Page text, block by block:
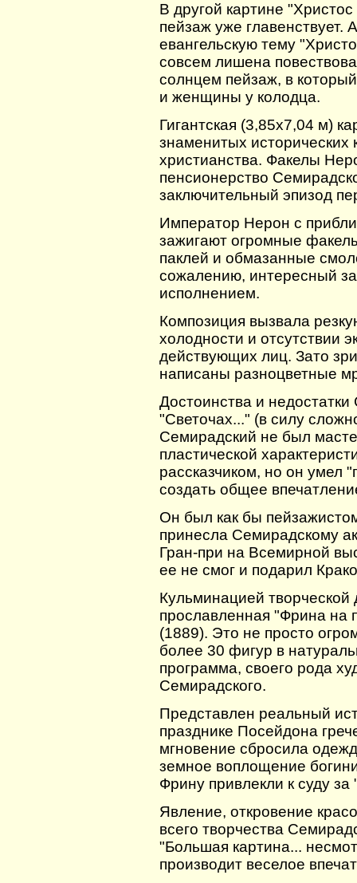
В другой картине
пейзаж уже главенствует.
евангельскую тему
совсем лишена
солнцем пейзаж, в
и женщины у колодца.
Гигантская (3,85х7,04 м)
знаменитых исторических
христианства. Факелы
пенсионерство
заключительный эпизод
Император Нерон с
зажигают огромные
паклей и обмазанные
сожалению, интересный
исполнением.
Композиция вызвала
холодности и отсутствии
действующих лиц. Зато
написаны разноцветные
Достоинства и
"Светочах..." (в силу
Семирадский не был
пластической
рассказчиком, но он умел
создать общее
Он был как бы
принесла Семирадскому
Гран-при на Всемирной
ее не смог и подарил
Кульминацией творческой
прославленная "Фрина на
(1889). Это не просто
более 30 фигур в
программа, своего рода
Семирадского.
Представлен реальный
празднике Посейдона
мгновение сбросила
земное воплощение
Фрину привлекли к суду за
Явление, откровение
всего творчества
"Большая картина...
производит веселое